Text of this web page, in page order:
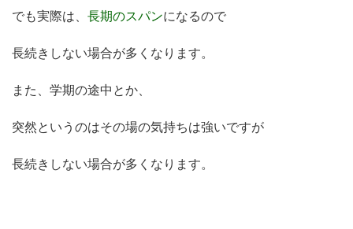
でも実際は、 長期のスパンになるので
長続きしない場合が多くなります。
また、学期の途中とか、
突然というのはその場の気持ちは強いですが
長続きしない場合が多くなります。